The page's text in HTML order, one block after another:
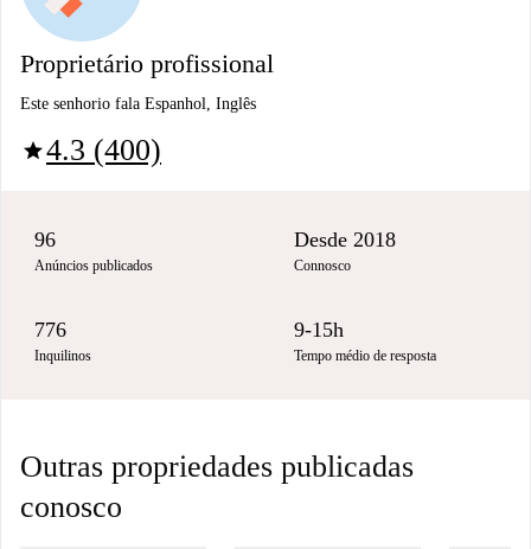
Proprietário profissional
Este senhorio fala Espanhol, Inglês
star4.3 (400)
96
Anúncios publicados
Desde 2018
Connosco
776
Inquilinos
9-15h
Tempo médio de resposta
Outras propriedades publicadas
conosco